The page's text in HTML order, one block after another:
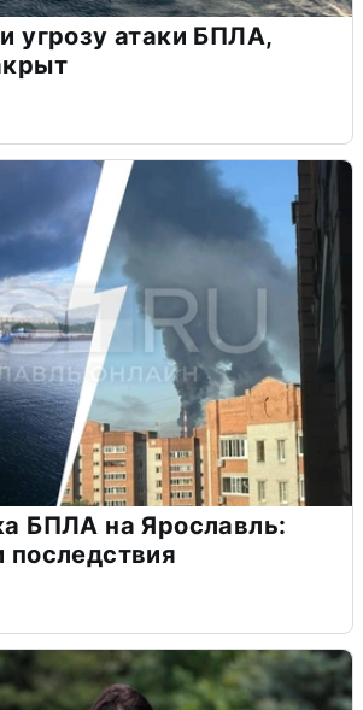
угрозу атаки БПЛА,
БПЛА на Ярославль:
последствия